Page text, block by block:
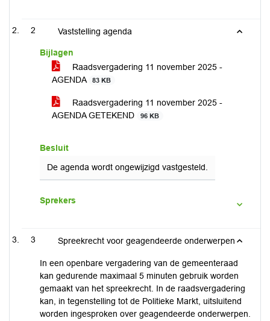
2 Vaststelling agenda
Bijlagen
Raadsvergadering 11 november 2025 -
AGENDA
83 KB
Raadsvergadering 11 november 2025 -
AGENDA GETEKEND
96 KB
Besluit
De agenda wordt ongewijzigd vastgesteld.
Sprekers
3 Spreekrecht voor geagendeerde onderwerpen
In een openbare vergadering van de gemeenteraad
kan gedurende maximaal 5 minuten gebruik worden
gemaakt van het spreekrecht. In de raadsvergadering
kan, in tegenstelling tot de Politieke Markt, uitsluitend
worden ingesproken over geagendeerde onderwerpen.